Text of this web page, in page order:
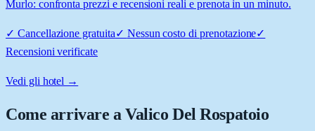
Murlo: confronta prezzi e recensioni reali e prenota in un minuto.
✓ Cancellazione gratuita✓ Nessun costo di prenotazione✓
Recensioni verificate
Vedi gli hotel →
Come arrivare aValico Del Rospatoio